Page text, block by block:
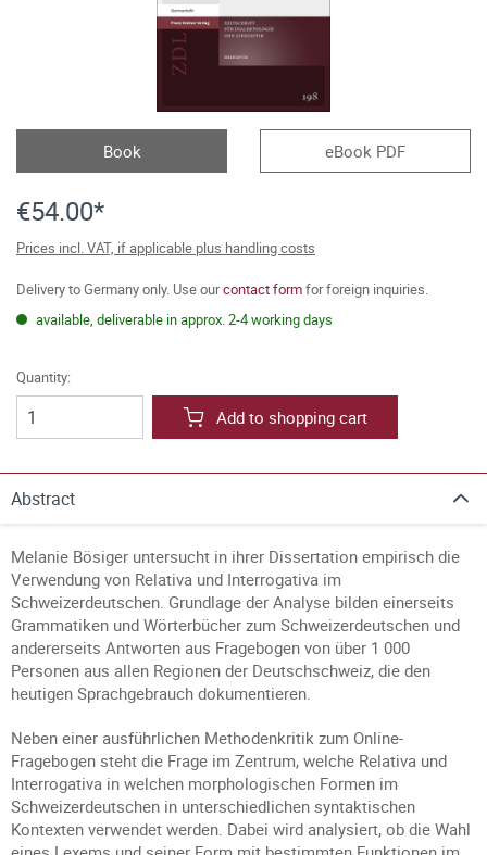
Book eBook PDF
€54.00*
Prices incl. VAT, if applicable plus handling costs
Delivery to Germany only. Use ourcontact formfor foreign inquiries.
available, deliverable in approx. 2-4 working days
Quantity:
Add to shopping cart
Abstract
Melanie Bösiger untersucht in ihrer Dissertation empirisch die
Verwendung von Relativa und Interrogativa im
Schweizerdeutschen. Grundlage der Analyse bilden einerseits
Grammatiken und Wörterbücher zum Schweizerdeutschen und
andererseits Antworten aus Fragebogen von über 1 000
Personen aus allen Regionen der Deutschschweiz, die den
heutigen Sprachgebrauch dokumentieren.
Neben einer ausführlichen Methodenkritik zum Online-
Fragebogen steht die Frage im Zentrum, welche Relativa und
Interrogativa in welchen morphologischen Formen im
Schweizerdeutschen in unterschiedlichen syntaktischen
Kontexten verwendet werden. Dabei wird analysiert, ob die Wahl